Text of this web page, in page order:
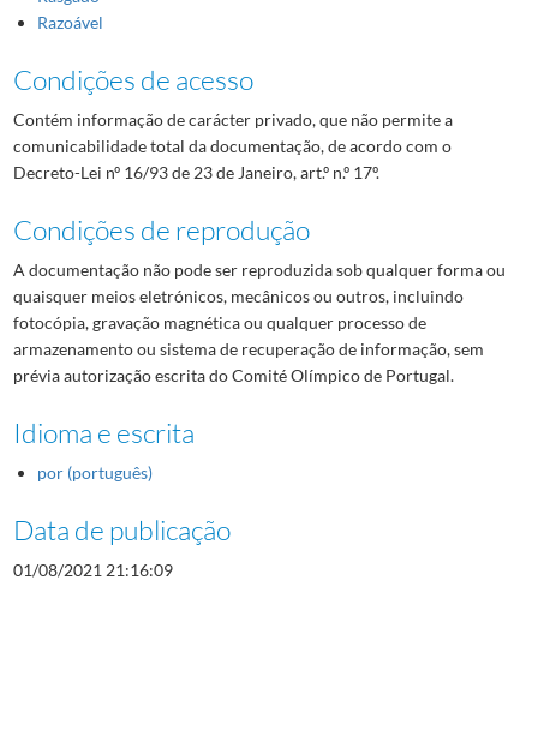
Razoável
Condições de acesso
Contém informação de carácter privado, que não permite a
comunicabilidade total da documentação, de acordo com o
Decreto-Lei nº 16/93 de 23 de Janeiro, art.º n.º 17º.
Condições de reprodução
A documentação não pode ser reproduzida sob qualquer forma ou
quaisquer meios eletrónicos, mecânicos ou outros, incluindo
fotocópia, gravação magnética ou qualquer processo de
armazenamento ou sistema de recuperação de informação, sem
prévia autorização escrita do Comité Olímpico de Portugal.
Idioma e escrita
por (português)
Data de publicação
01/08/2021 21:16:09